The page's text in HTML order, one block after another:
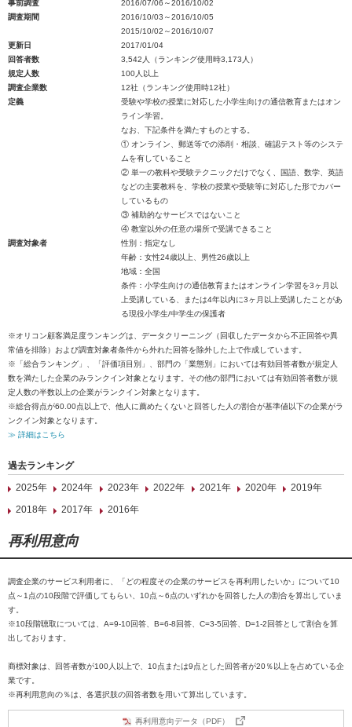
事前調査
2016/07/06～2016/10/02
調査期間
2016/10/03～2016/10/05
2015/10/02～2016/10/07
更新日
2017/01/04
回答者数
3,542人（ランキング使用時3,173人）
規定人数
100人以上
調査企業数
12社（ランキング使用時12社）
定義
受験や学校の授業に対応した小学生向けの通信教育またはオン
ライン学習。
なお、下記条件を満たすものとする。
① オンライン、郵送等での添削・相談、確認テスト等のシステ
ムを有していること
② 単一の教科や受験テクニックだけでなく、国語、数学、英語
などの主要教科を、学校の授業や受験等に対応した形でカバー
しているもの
③ 補助的なサービスではないこと
④ 教室以外の任意の場所で受講できること
調査対象者
性別：指定なし
年齢：女性24歳以上、男性26歳以上
地域：全国
条件：小学生向けの通信教育またはオンライン学習を3ヶ月以
上受講している、または4年以内に3ヶ月以上受講したことがあ
る現役小学生/中学生の保護者
※オリコン顧客満足度ランキングは、データクリーニング（回収したデータから不正回答や異
常値を排除）および調査対象者条件から外れた回答を除外した上で作成しています。
※「総合ランキング」、「評価項目別」、部門の「業態別」においては有効回答者数が規定人
数を満たした企業のみランクイン対象となります。その他の部門においては有効回答者数が規
定人数の半数以上の企業がランクイン対象となります。
※総合得点が60.00点以上で、他人に薦めたくないと回答した人の割合が基準値以下の企業がラ
ンクイン対象となります。
≫ 詳細はこちら
過去ランキング
2025年
2024年 2023年 2022年 2021年 2020年
2019年
2018年
2017年 2016年
再利用意向
調査企業のサービス利用者に、「どの程度その企業のサービスを再利用したいか」について10
点～1点の10段階で評価してもらい、10点～6点のいずれかを回答した人の割合を算出していま
す。
※10段階聴取については、A=9-10回答、B=6-8回答、C=3-5回答、D=1-2回答として割合を算
出しております。
商標対象は、回答者数が100人以上で、10点または9点とした回答者が20％以上を占めている企
業です。
※再利用意向の％は、各選択肢の回答者数を用いて算出しています。
再利用意向データ（PDF）